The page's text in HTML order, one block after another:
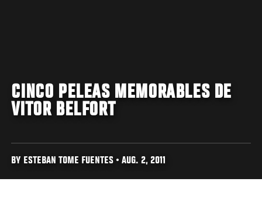
CINCO PELEAS MEMORABLES DE
VITOR BELFORT
BY ESTEBAN TOME FUENTES • AUG. 2, 2011